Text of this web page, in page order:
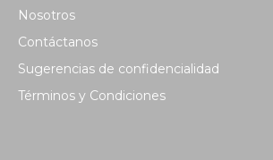
Nosotros
Contáctanos
Sugerencias de confidencialidad
Términos y Condiciones